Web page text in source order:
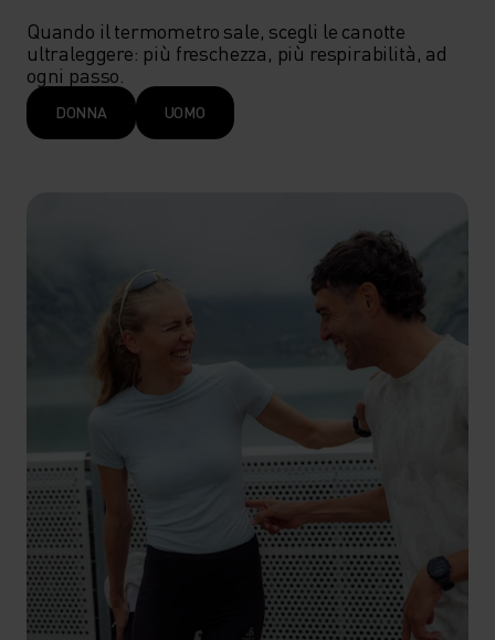
Quando il termometro sale, scegli le canotte
ultraleggere: più freschezza, più respirabilità, ad
ogni passo.
DONNA UOMO